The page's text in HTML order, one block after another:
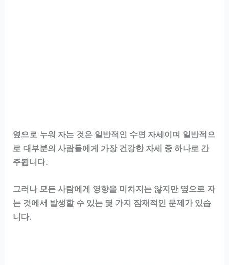
옆으로 누워 자는 것은 일반적인 수면 자세이며 일반적으
로 대부분의 사람들에게 가장 건강한 자세 중 하나로 간
주됩니다.
그러나 모든 사람에게 영향을 미치지는 않지만 옆으로 자
는 것에서 발생할 수 있는 몇 가지 잠재적인 문제가 있습
니다.